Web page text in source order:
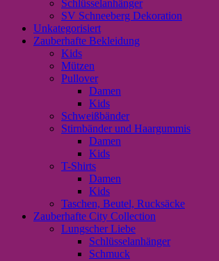
Schlüsselanhänger
SV Schneeberg Dekoration
Unkategorisiert
Zauberhafte Bekleidung
Kids
Mützen
Pullover
Damen
Kids
Schweißbänder
Stirnbänder und Haargummis
Damen
Kids
T-Shirts
Damen
Kids
Taschen, Beutel, Rucksäcke
Zauberhafte City Collection
Lungscher Liebe
Schlüsselanhänger
Schmuck